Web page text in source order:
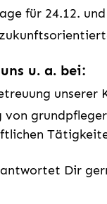
für 24.12.
u. a. bei:
unserer
von
Dir